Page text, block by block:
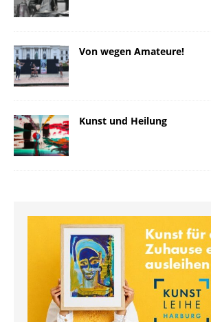
Von wegen Amateure!
Kunst und Heilung